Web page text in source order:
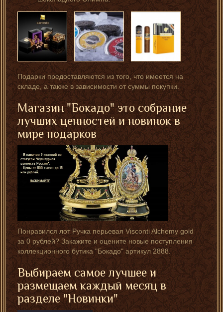
Подарки предоставляются из того, что имеется на
складе, а также в зависимости от суммы покупки.
Магазин "Бокадо" это собрание
лучших ценностей и новинок в
мире подарков
Понравился лот Ручка перьевая Visconti Alchemy gold
за 0 рублей? Закажите и оцените новые поступления
коллекционного бутика "Бокадо" артикул 2888.
Выбираем самое лучшее и
размещаем каждый месяц в
разделе "Новинки"